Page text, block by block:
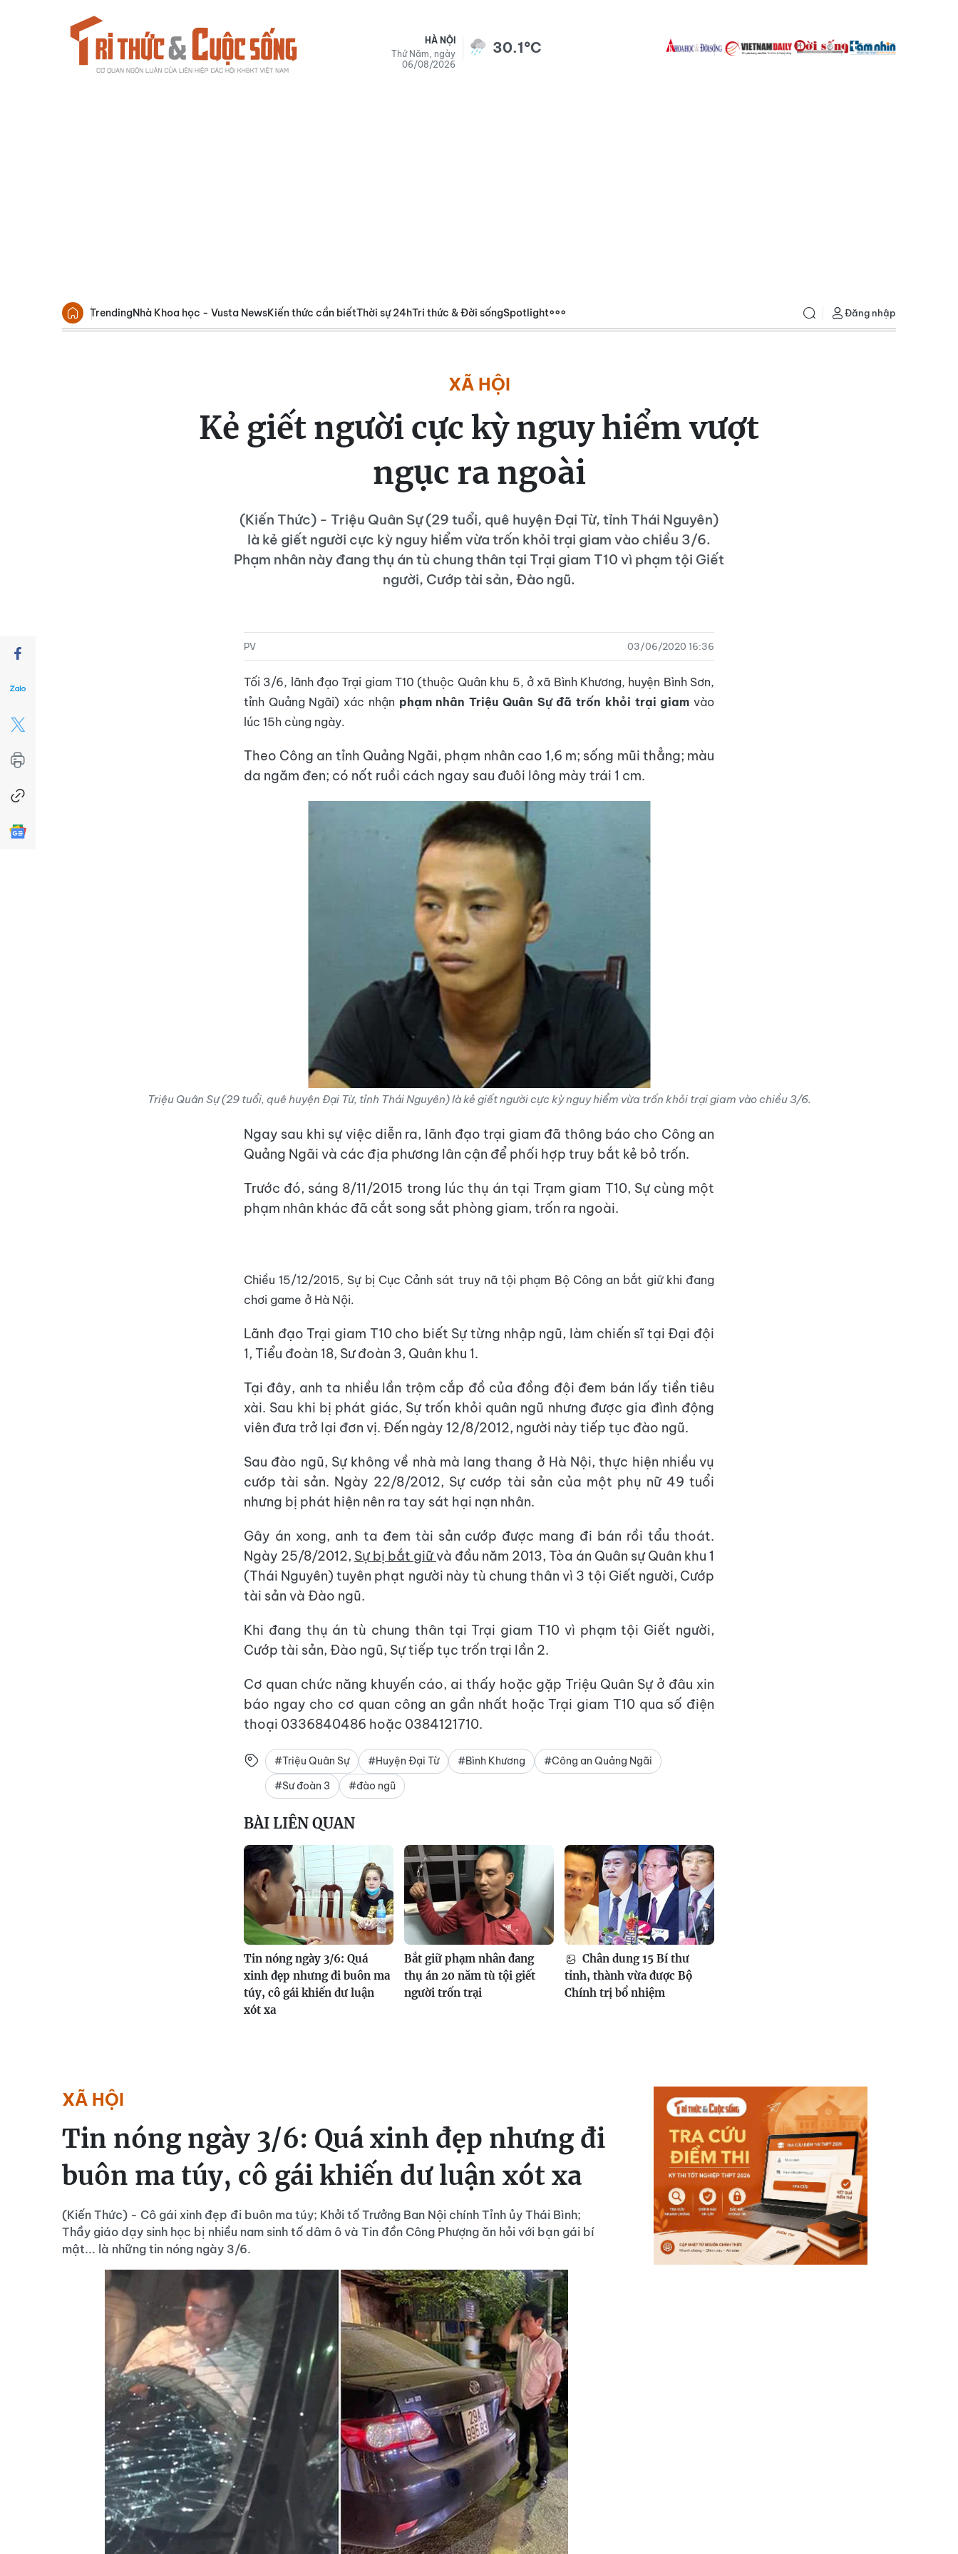
HÀ NỘI
Thứ Năm, ngày
06/08/2026
30.1°C
TrendingNhà Khoa học - Vusta NewsKiến thức cần biếtThời sự 24hTri thức & Đời sốngSpotlight Đăng nhập
XÃ HỘI
Kẻ giết người cực kỳ nguy hiểm vượt
ngục ra ngoài
(Kiến Thức) - Triệu Quân Sự (29 tuổi, quê huyện Đại Từ, tỉnh Thái Nguyên)
là kẻ giết người cực kỳ nguy hiểm vừa trốn khỏi trại giam vào chiều 3/6.
Phạm nhân này đang thụ án tù chung thân tại Trại giam T10 vì phạm tội Giết
người, Cướp tài sản, Đào ngũ.
PV 03/06/2020 16:36
Tối 3/6, lãnh đạo Trại giam T10 (thuộc Quân khu 5, ở xã Bình Khương, huyện Bình Sơn,
tỉnh Quảng Ngãi) xác nhận phạm nhân Triệu Quân Sự đã trốn khỏi trại giam vào
lúc 15h cùng ngày.
Theo Công an tỉnh Quảng Ngãi, phạm nhân cao 1,6 m; sống mũi thẳng; màu
da ngăm đen; có nốt ruồi cách ngay sau đuôi lông mày trái 1 cm.
Triệu Quân Sự (29 tuổi, quê huyện Đại Từ, tỉnh Thái Nguyên) là kẻ giết người cực kỳ nguy hiểm vừa trốn khỏi trại giam vào chiều 3/6.
Ngay sau khi sự việc diễn ra, lãnh đạo trại giam đã thông báo cho Công an
Quảng Ngãi và các địa phương lân cận để phối hợp truy bắt kẻ bỏ trốn.
Trước đó, sáng 8/11/2015 trong lúc thụ án tại Trạm giam T10, Sự cùng một
phạm nhân khác đã cắt song sắt phòng giam, trốn ra ngoài.
Chiều 15/12/2015, Sự bị Cục Cảnh sát truy nã tội phạm Bộ Công an bắt giữ khi đang
chơi game ở Hà Nội.
Lãnh đạo Trại giam T10 cho biết Sự từng nhập ngũ, làm chiến sĩ tại Đại đội
1, Tiểu đoàn 18, Sư đoàn 3, Quân khu 1.
Tại đây, anh ta nhiều lần trộm cắp đồ của đồng đội đem bán lấy tiền tiêu
xài. Sau khi bị phát giác, Sự trốn khỏi quân ngũ nhưng được gia đình động
viên đưa trở lại đơn vị. Đến ngày 12/8/2012, người này tiếp tục đào ngũ.
Sau đào ngũ, Sự không về nhà mà lang thang ở Hà Nội, thực hiện nhiều vụ
cướp tài sản. Ngày 22/8/2012, Sự cướp tài sản của một phụ nữ 49 tuổi
nhưng bị phát hiện nên ra tay sát hại nạn nhân.
Gây án xong, anh ta đem tài sản cướp được mang đi bán rồi tẩu thoát.
Ngày 25/8/2012, Sự bị bắt giữvà đầu năm 2013, Tòa án Quân sự Quân khu 1
(Thái Nguyên) tuyên phạt người này tù chung thân vì 3 tội Giết người, Cướp
tài sản và Đào ngũ.
Khi đang thụ án tù chung thân tại Trại giam T10 vì phạm tội Giết người,
Cướp tài sản, Đào ngũ, Sự tiếp tục trốn trại lần 2.
Cơ quan chức năng khuyến cáo, ai thấy hoặc gặp Triệu Quân Sự ở đâu xin
báo ngay cho cơ quan công an gần nhất hoặc Trại giam T10 qua số điện
thoại 0336840486 hoặc 0384121710.
#Triệu Quân Sự #Huyện Đại Từ #Bình Khương
#Công an Quảng Ngãi
#Sư đoàn 3
#đào ngũ
BÀI LIÊN QUAN
Tin nóng ngày 3/6: Quá
xinh đẹp nhưng đi buôn ma
túy, cô gái khiến dư luận
xót xa
Bắt giữ phạm nhân đang
thụ án 20 năm tù tội giết
người trốn trại
Chân dung 15 Bí thư
tỉnh, thành vừa được Bộ
Chính trị bổ nhiệm
XÃ HỘI
Tin nóng ngày 3/6: Quá xinh đẹp nhưng đi
buôn ma túy, cô gái khiến dư luận xót xa
(Kiến Thức) - Cô gái xinh đẹp đi buôn ma túy; Khởi tố Trưởng Ban Nội chính Tỉnh ủy Thái Bình;
Thầy giáo dạy sinh học bị nhiều nam sinh tố dâm ô và Tin đồn Công Phượng ăn hỏi với bạn gái bí
mật... là những tin nóng ngày 3/6.